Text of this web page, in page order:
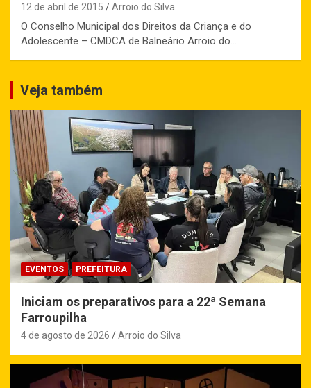
12 de abril de 2015 Arroio do Silva
O Conselho Municipal dos Direitos da Criança e do
Adolescente – CMDCA de Balneário Arroio do…
Veja também
EVENTOS PREFEITURA
Iniciam os preparativos para a 22ª Semana
Farroupilha
4 de agosto de 2026 Arroio do Silva